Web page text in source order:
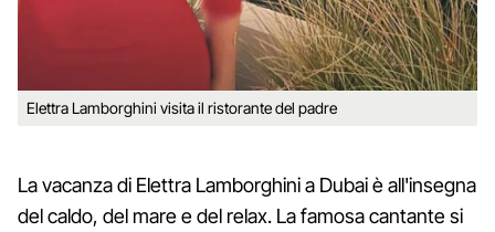
Elettra Lamborghini visita il ristorante del padre
La vacanza di Elettra Lamborghini a Dubai è all'insegna
del caldo, del mare e del relax. La famosa cantante si